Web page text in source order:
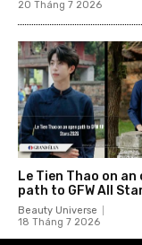
20 Tháng 7 2026
Le Tien Thao on an
path to GFW All
Beauty Universe
18 Tháng 7 2026